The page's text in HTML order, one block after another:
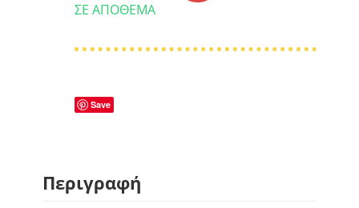
ΣΕ ΑΠΌΘΕΜΑ
Save
Περιγραφή